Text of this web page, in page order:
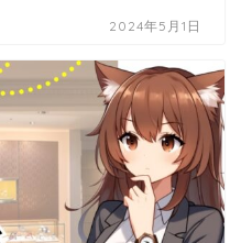
2024年5月1日